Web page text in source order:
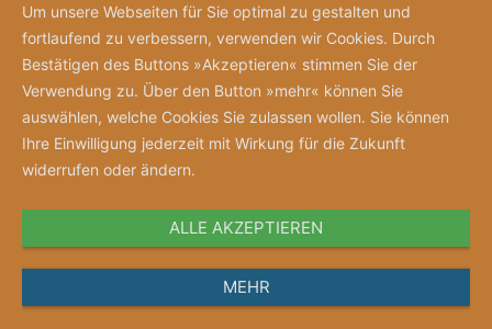
Um unsere Webseiten für Sie optimal zu gestalten und
fortlaufend zu verbessern, verwenden wir Cookies. Durch
Bestätigen des Buttons »Akzeptieren« stimmen Sie der
Verwendung zu. Über den Button »mehr« können Sie
auswählen, welche Cookies Sie zulassen wollen. Sie können
Ihre Einwilligung jederzeit mit Wirkung für die Zukunft
widerrufen oder ändern.
ALLE AKZEPTIEREN
MEHR